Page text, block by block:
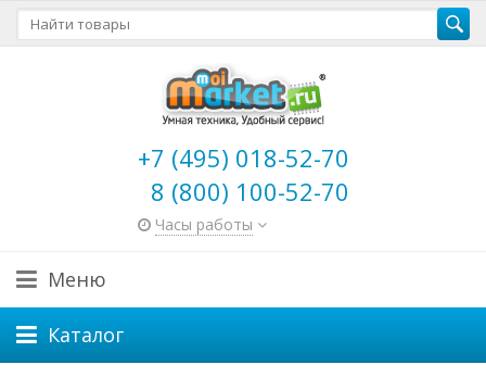
+7 (495) 018-52-70
8 (800) 100-52-70
Часы работы
Меню
Каталог